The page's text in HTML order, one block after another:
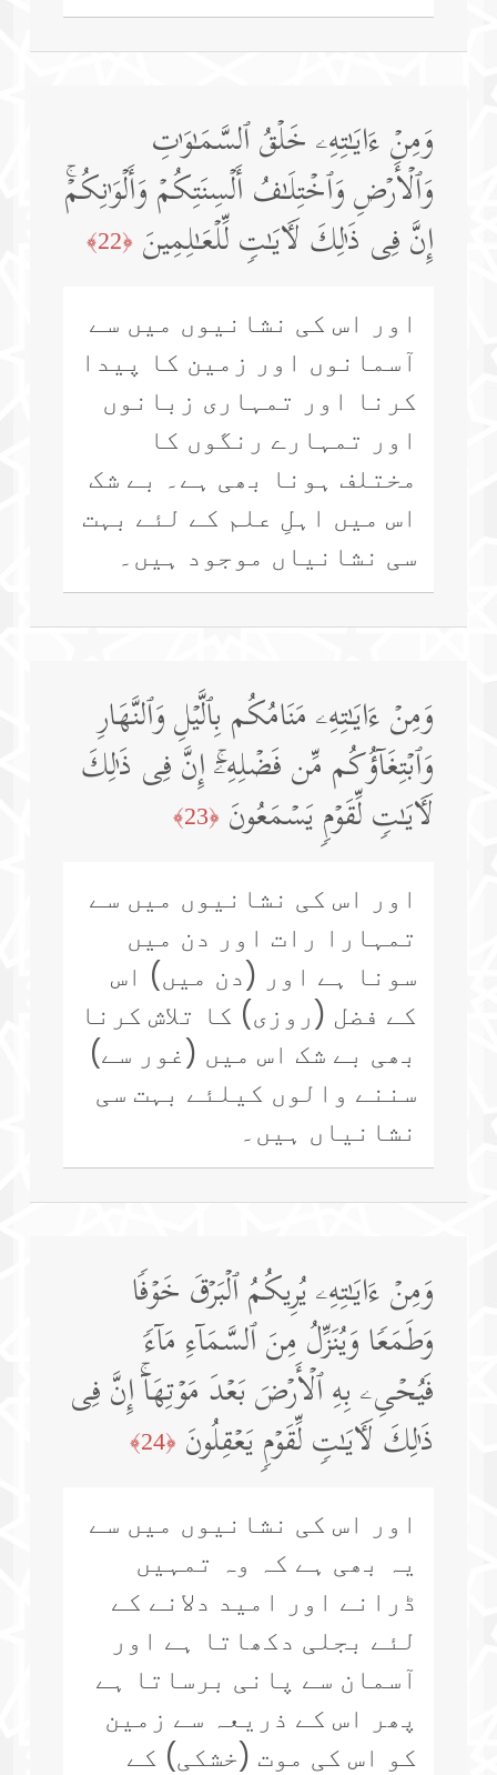
وَمِنۡ ءَایَـٰتِهِۦ خَلۡقُ ٱلسَّمَـٰوَ ٰ⁠تِ
وَٱلۡأَرۡضِ وَٱخۡتِلَـٰفُ أَلۡسِنَتِكُمۡ وَأَلۡوَ ٰ⁠نِكُمۡۚ
إِنَّ فِی ذَ ٰ⁠لِكَ لَـَٔایَـٰتࣲ لِّلۡعَـٰلِمِینَ ﴿22﴾
اور اس کی نشانیوں میں سے
آسمانوں اور زمین کا پیدا
کرنا اور تمہاری زبانوں
اور تمہارے رنگوں کا
مختلف ہونا بھی ہے۔ بے شک
اس میں اہلِ علم کے لئے بہت
سی نشانیاں موجود ہیں۔
وَمِنۡ ءَایَـٰتِهِۦ مَنَامُكُم بِٱلَّیۡلِ وَٱلنَّهَارِ
وَٱبۡتِغَاۤؤُكُم مِّن فَضۡلِهِۦۤۚ إِنَّ فِی ذَ ٰ⁠لِكَ
لَـَٔایَـٰتࣲ لِّقَوۡمࣲ یَسۡمَعُونَ ﴿23﴾
اور اس کی نشانیوں میں سے
تمہارا رات اور دن میں
سونا ہے اور (دن میں) اس
کے فضل (روزی) کا تلاش کرنا
بھی بے شک اس میں (غور سے)
سننے والوں کیلئے بہت سی
نشانیاں ہیں۔
وَمِنۡ ءَایَـٰتِهِۦ یُرِیكُمُ ٱلۡبَرۡقَ خَوۡفࣰا
وَطَمَعࣰا وَیُنَزِّلُ مِنَ ٱلسَّمَاۤءِ مَاۤءࣰ
فَیُحۡیِۦ بِهِ ٱلۡأَرۡضَ بَعۡدَ مَوۡتِهَاۤۚ إِنَّ فِی
ذَ ٰ⁠لِكَ لَـَٔایَـٰتࣲ لِّقَوۡمࣲ یَعۡقِلُونَ ﴿24﴾
اور اس کی نشانیوں میں سے
یہ بھی ہے کہ وہ تمہیں
ڈرانے اور امید دلانے کے
لئے بجلی دکھاتا ہے اور
آسمان سے پانی برساتا ہے
پھر اس کے ذریعہ سے زمین
کو اس کی موت (خشکی) کے